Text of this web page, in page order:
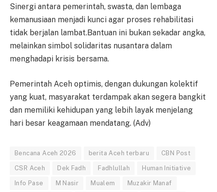
Sinergi antara pemerintah, swasta, dan lembaga
kemanusiaan menjadi kunci agar proses rehabilitasi
tidak berjalan lambat.Bantuan ini bukan sekadar angka,
melainkan simbol solidaritas nusantara dalam
menghadapi krisis bersama.
Pemerintah Aceh optimis, dengan dukungan kolektif
yang kuat, masyarakat terdampak akan segera bangkit
dan memiliki kehidupan yang lebih layak menjelang
hari besar keagamaan mendatang. (Adv)
Bencana Aceh 2026 berita Aceh terbaru CBN Post
CSR Aceh Dek Fadh Fadhlullah Human Initiative
Info Pase M Nasir Mualem Muzakir Manaf